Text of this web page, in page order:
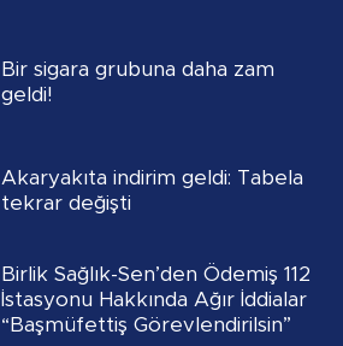
Bir sigara grubuna daha zam
geldi!
Akaryakıta indirim geldi: Tabela
tekrar değişti
Birlik Sağlık-Sen’den Ödemiş 112
İstasyonu Hakkında Ağır İddialar
“Başmüfettiş Görevlendirilsin”